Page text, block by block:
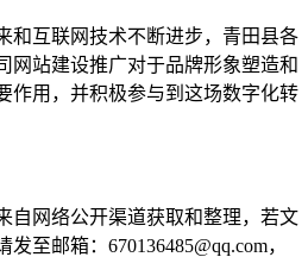
和互联网技术不断进步，青田县各
网站建设推广对于品牌形象塑造和
作用，并积极参与到这场数字化转
自网络公开渠道获取和整理，若文
至邮箱：670136485@qq.com，